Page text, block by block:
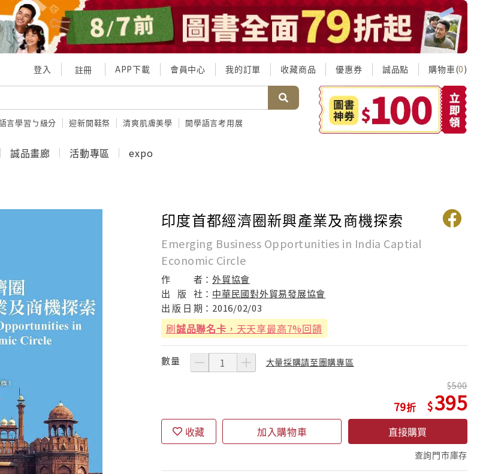
登入 註冊 APP下載 會員中心 我的訂單 收藏商品 優惠券 誠品點 購物車(0)
言學習ㄅ級分 迎新開鞋祭 清爽肌膚美學 開學語言考用展
誠品畫廊 活動專區 expo
印度首都經濟圈新興產業及商機探索
Emerging Business Opportunities in India Captial
Economic Circle
作 者：外貿協會
出
版 社： 中華民國對外貿易發展協會
出 版 日 期： 2016/02/03
刷誠品聯名卡 ，天天享最高7%回饋
數量 大量採購請至團購專區
79
500
395
收藏 加入購物車 直接購買
查詢門市庫存